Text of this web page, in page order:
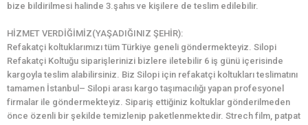
bize bildirilmesi halinde 3.şahıs ve kişilere de teslim edilebilir.
HİZMET VERDİĞİMİZ(YAŞADIĞINIZ ŞEHİR):
Refakatçi koltuklarımızı tüm Türkiye geneli göndermekteyiz. Silopi
Refakatçi Koltuğu siparişlerinizi bizlere iletebilir 6 iş günü içerisinde
kargoyla teslim alabilirsiniz. Biz Silopi için refakatçi koltukları teslimatını
tamamen İstanbul– Silopi arası kargo taşımacılığı yapan profesyonel
firmalar ile göndermekteyiz. Sipariş ettiğiniz koltuklar gönderilmeden
önce özenli bir şekilde temizlenip paketlenmektedir. Strech film, patpat